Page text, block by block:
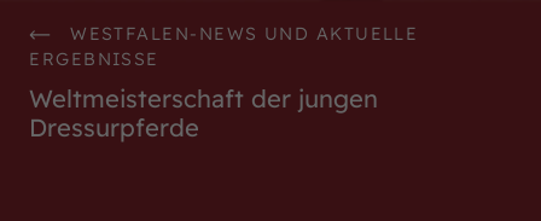
WESTFALEN-NEWS UND AKTUELLE
ERGEBNISSE
Weltmeisterschaft der jungen
Dressurpferde